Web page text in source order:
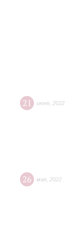
21 июня 2022
26 мая 2022